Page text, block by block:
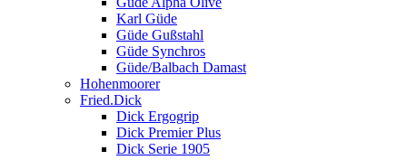
Karl Güde
Güde Gußstahl
Güde Synchros
Güde/Balbach Damast
Hohenmoorer
Fried.Dick
Dick Ergogrip
Dick Premier Plus
Dick Serie 1905